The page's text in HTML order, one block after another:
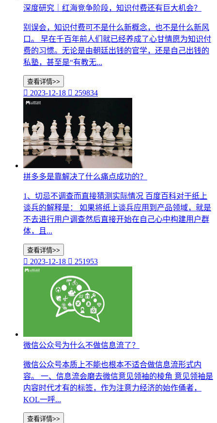
深度研究｜红海竞争阶段，知识付费还有巨大机会？
别误会，知识付费可不是什么新概念，也不是什么新风
口。 早在千百年前人们就已经养成了心甘情愿为知识付
费的习惯。无论是由朝廷出钱的官学，还是自己出钱的
私塾，甚至是“有教无...
查看详情>>
 2023-12-18  259834
拼多多是靠解决了什么痛点成功的？
1、切忌不调查而直接猜测实际情况 百度百科对于纸上
谈兵的解释是： 如果将纸上谈兵应用到产品领域，就是
不去进行用户调查然后直接开始在自己心中构建用户群
体，且...
查看详情>>
 2023-12-18  251953
微信公众号为什么不做信息流了？
微信公众号本质上不能也根本不适合做信息流形式内
容。 一、信息流会磨去微信意见领袖的棱角 意见领袖是
内容时代才有的标签，作为注意力经济的始作俑者，
KOL一呼...
查看详情>>